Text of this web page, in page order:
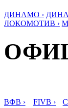
ДИНАМО ›
ЛОКОМОТИВ ›
ВФВ › FIVB ›